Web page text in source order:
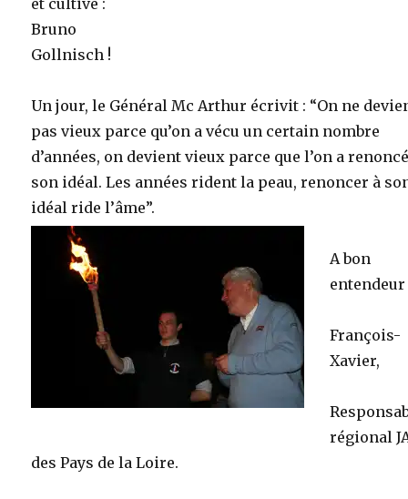
et cultivé :
Bruno
Gollnisch !
Un jour, le Général Mc Arthur écrivit : “On ne
pas vieux parce qu’on a vécu un certain nombre
d’années, on devient vieux parce que l’on a
son idéal. Les années rident la peau, renoncer à
idéal ride l’âme”.
A bon
François-
Xavier,
régional
des Pays de la Loire.